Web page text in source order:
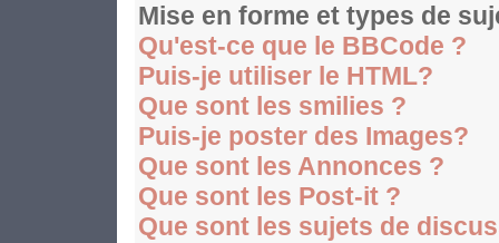
Mise en forme et types de
Qu'est-ce que le BBCode ?
Puis-je utiliser le HTML?
Que sont les smilies ?
Puis-je poster des Images?
Que sont les Annonces ?
Que sont les Post-it ?
Que sont les sujets de